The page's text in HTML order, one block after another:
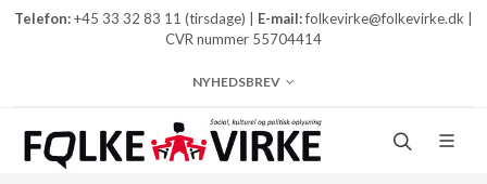
Telefon:+45 33 32 83 11 (tirsdage) | E-mail:folkevirke@folkevirke.dk |
CVR nummer 55704414
NYHEDSBREV